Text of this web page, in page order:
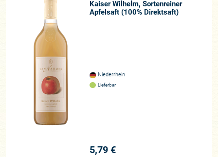
Kaiser Wilhelm, Sortenreiner
Apfelsaft (100% Direktsaft)
Niederrhein
Lieferbar
5,79 €